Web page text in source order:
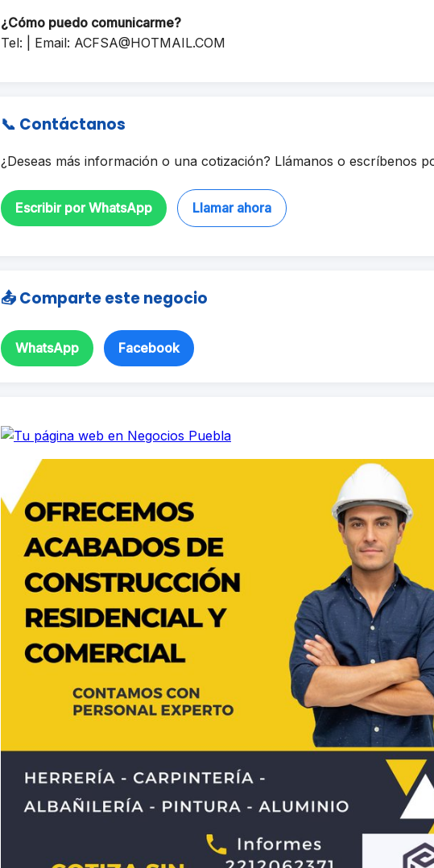
¿Cómo puedo comunicarme?
Tel: | Email: ACFSA@HOTMAIL.COM
📞 Contáctanos
¿Deseas más información o una cotización? Llámanos o escríbenos
Escribir por WhatsApp Llamar ahora
📤 Comparte este negocio
WhatsApp Facebook